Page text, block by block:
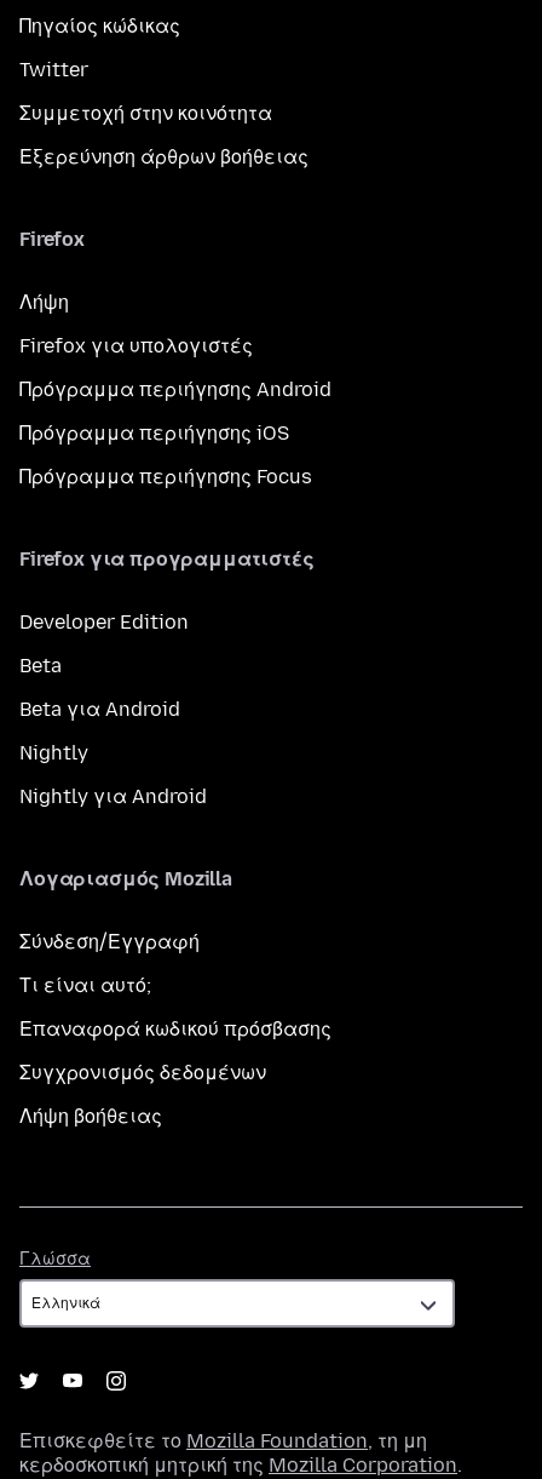
Πηγαίος κώδικας
Twitter
Συμμετοχή στην κοινότητα
Εξερεύνηση άρθρων βοήθειας
Firefox
Λήψη
Firefox για υπολογιστές
Πρόγραμμα περιήγησης Android
Πρόγραμμα περιήγησης iOS
Πρόγραμμα περιήγησης Focus
Firefox για προγραμματιστές
Developer Edition
Beta
Beta για Android
Nightly
Nightly για Android
Λογαριασμός Mozilla
Σύνδεση/Εγγραφή
Τι είναι αυτό;
Επαναφορά κωδικού πρόσβασης
Συγχρονισμός δεδομένων
Λήψη βοήθειας
Γλώσσα
Επισκεφθείτε το Mozilla Foundation, τη μη
κερδοσκοπική μητρική της Mozilla Corporation.